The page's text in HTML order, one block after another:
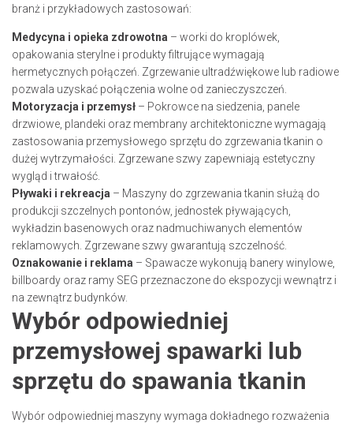
branż i przykładowych zastosowań:
Medycyna i opieka zdrowotna – worki do kroplówek,
opakowania sterylne i produkty filtrujące wymagają
hermetycznych połączeń. Zgrzewanie ultradźwiękowe lub radiowe
pozwala uzyskać połączenia wolne od zanieczyszczeń.
Motoryzacja i przemysł – Pokrowce na siedzenia, panele
drzwiowe, plandeki oraz membrany architektoniczne wymagają
zastosowania przemysłowego sprzętu do zgrzewania tkanin o
dużej wytrzymałości. Zgrzewane szwy zapewniają estetyczny
wygląd i trwałość.
Pływaki i rekreacja – Maszyny do zgrzewania tkanin służą do
produkcji szczelnych pontonów, jednostek pływających,
wykładzin basenowych oraz nadmuchiwanych elementów
reklamowych. Zgrzewane szwy gwarantują szczelność.
Oznakowanie i reklama – Spawacze wykonują banery winylowe,
billboardy oraz ramy SEG przeznaczone do ekspozycji wewnątrz i
na zewnątrz budynków.
Wybór odpowiedniej
przemysłowej spawarki lub
sprzętu do spawania tkanin
Wybór odpowiedniej maszyny wymaga dokładnego rozważenia